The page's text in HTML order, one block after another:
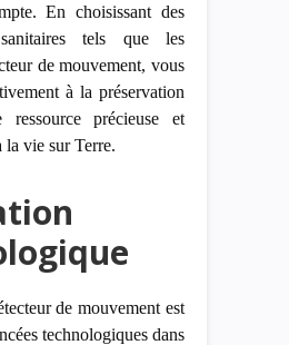
En choisissant des
sanitaires tels que les
de mouvement, vous
à la préservation
ressource précieuse et
la vie sur Terre.
de mouvement est
technologiques dans